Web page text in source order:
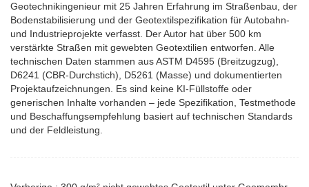
Geotechnikingenieur mit 25 Jahren Erfahrung im Straßenbau, der
Bodenstabilisierung und der Geotextilspezifikation für Autobahn-
und Industrieprojekte verfasst. Der Autor hat über 500 km
verstärkte Straßen mit gewebten Geotextilien entworfen. Alle
technischen Daten stammen aus ASTM D4595 (Breitzugzug),
D6241 (CBR-Durchstich), D5261 (Masse) und dokumentierten
Projektaufzeichnungen. Es sind keine KI-Füllstoffe oder
generischen Inhalte vorhanden – jede Spezifikation, Testmethode
und Beschaffungsempfehlung basiert auf technischen Standards
und der Feldleistung.